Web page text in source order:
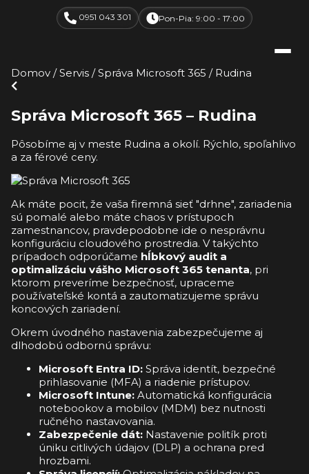
0951 043 301 Pon-Pia: 9:00 - 17:00
Domov / Servis / Správa Microsoft 365 / Rudina
Správa Microsoft 365 – Rudina
Pôsobíme aj v meste Rudina a okolí. Rýchlo, spoľahlivo
a za férové ceny.
Ak máte pocit, že vaša firemná sieť "drhne", zariadenia
sú pomalé alebo máte chaos v prístupoch
zamestnancov, pravdepodobne ide o nesprávnu
konfiguráciu cloudového prostredia. V takýchto
prípadoch odporúčame hĺbkový audit a
optimalizáciu vášho Microsoft 365 tenanta, pri
ktorom preveríme bezpečnosť, upraceme
používateľské kontá a zautomatizujeme správu
koncových zariadení.
Okrem úvodného nastavenia zabezpečujeme aj
dlhodobú odbornú správu:
Microsoft Entra ID: Správa identít, bezpečné
prihlasovanie (MFA) a riadenie prístupov.
Microsoft Intune: Automatická konfigurácia
notebookov a mobilov (MDM) bez nutnosti
ručného nastavovania.
Zabezpečenie dát: Nastavenie politík proti
úniku citlivých údajov (DLP) a ochrana pred
hrozbami.